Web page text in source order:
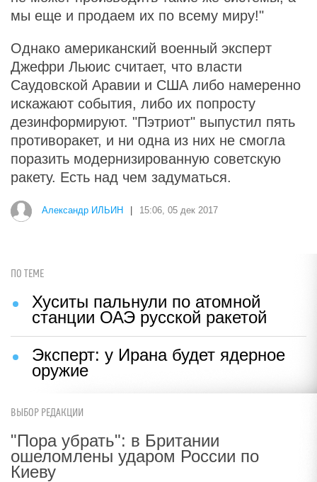
мы еще и продаем их по всему миру!"
Однако американский военный эксперт
Джефри Льюис считает, что власти
Саудовской Аравии и США либо намеренно
искажают события, либо их попросту
дезинформируют. "Пэтриот" выпустил пять
противоракет, и ни одна из них не смогла
поразить модернизированную советскую
ракету. Есть над чем задуматься.
Александр ИЛЬИН 15:06, 05 дек 2017
ПО ТЕМЕ
Хуситы пальнули по атомной
станции ОАЭ русской ракетой
Эксперт: у Ирана будет ядерное
оружие
ВЫБОР РЕДАКЦИИ
"Пора убрать": в Британии
ошеломлены ударом России по
Киеву